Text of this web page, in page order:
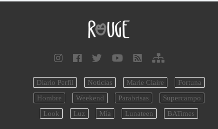
Diario Perfil Noticias Marie Claire
Fortuna
Hombre
Weekend Parabrisas
Supercampo
Look
Luz Mía Lunateen BATimes